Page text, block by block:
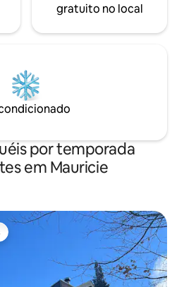
gratuito no local
por temporada
em Mauricie